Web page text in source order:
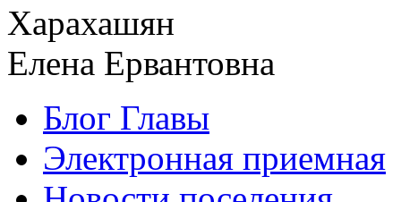
Харахашян
Елена Ервантовна
Блог Главы
Электронная приемная